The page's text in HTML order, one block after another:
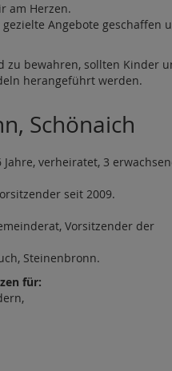
am Herzen.
Angebote geschaffen
zu bewahren, sollten Kinder
herangeführt werden.
Schönaich
verheiratet, 3
seit 2009.
Vorsitzender der
Steinenbronn.
für: